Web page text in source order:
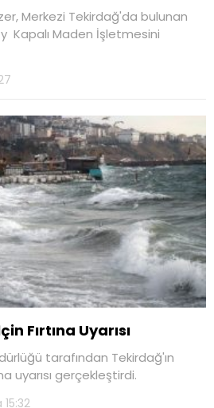
Merkezi Tekirdağ'da bulunan
Kapalı Maden İşletmesini
Fırtına Uyarısı
tarafından Tekirdağ'ın
uyarısı gerçekleştirdi.